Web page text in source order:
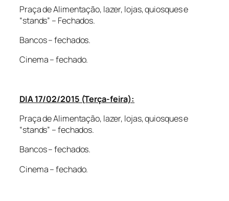
Praça de Alimentação, lazer, lojas, quiosques e
“stands” – Fechados.
Bancos – fechados.
Cinema – fechado.
DIA 17/02/2015 (Terça-feira):
Praça de Alimentação, lazer, lojas, quiosques e
“stands” – fechados.
Bancos – fechados.
Cinema – fechado.